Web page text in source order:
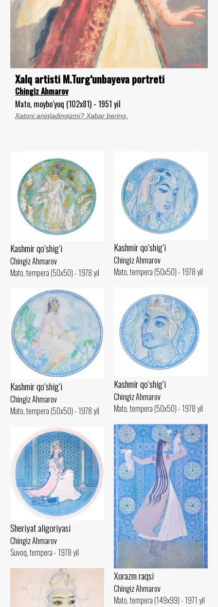
Xalq artisti M.Turg‘unbayeva portreti
Chingiz Ahmarov
Mato, moybo‘yoq (102x81) - 1951 yil
Xatoni aniqladingizmi? Xabar bering.
Kashmir qo‘shig‘i
Chingiz Ahmarov
Mato, tempera (50x50) - 1978 yil
Kashmir qo‘shig‘i
Chingiz Ahmarov
Mato, tempera (50x50) - 1978 yil
Kashmir qo‘shig‘i
Chingiz Ahmarov
Mato, tempera (50x50) - 1978 yil
Kashmir qo‘shig‘i
Chingiz Ahmarov
Mato, tempera (50x50) - 1978 yil
Xorazm raqsi
Chingiz Ahmarov
Mato, tempera (149x99) - 1971 yil
Sheriyat aligoriyasi
Chingiz Ahmarov
Suvoq, tempera - 1978 yil